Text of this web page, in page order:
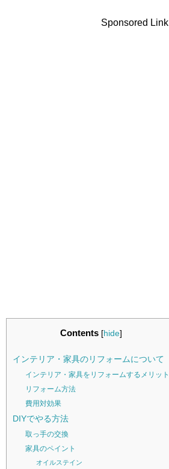
Sponsored Link
Contents [hide]
インテリア・家具のリフォームについて
インテリア・家具をリフォームするメリット
リフォーム方法
費用対効果
DIYでやる方法
取っ手の交換
家具のペイント
オイルステイン